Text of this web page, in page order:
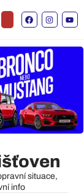
situace,
info